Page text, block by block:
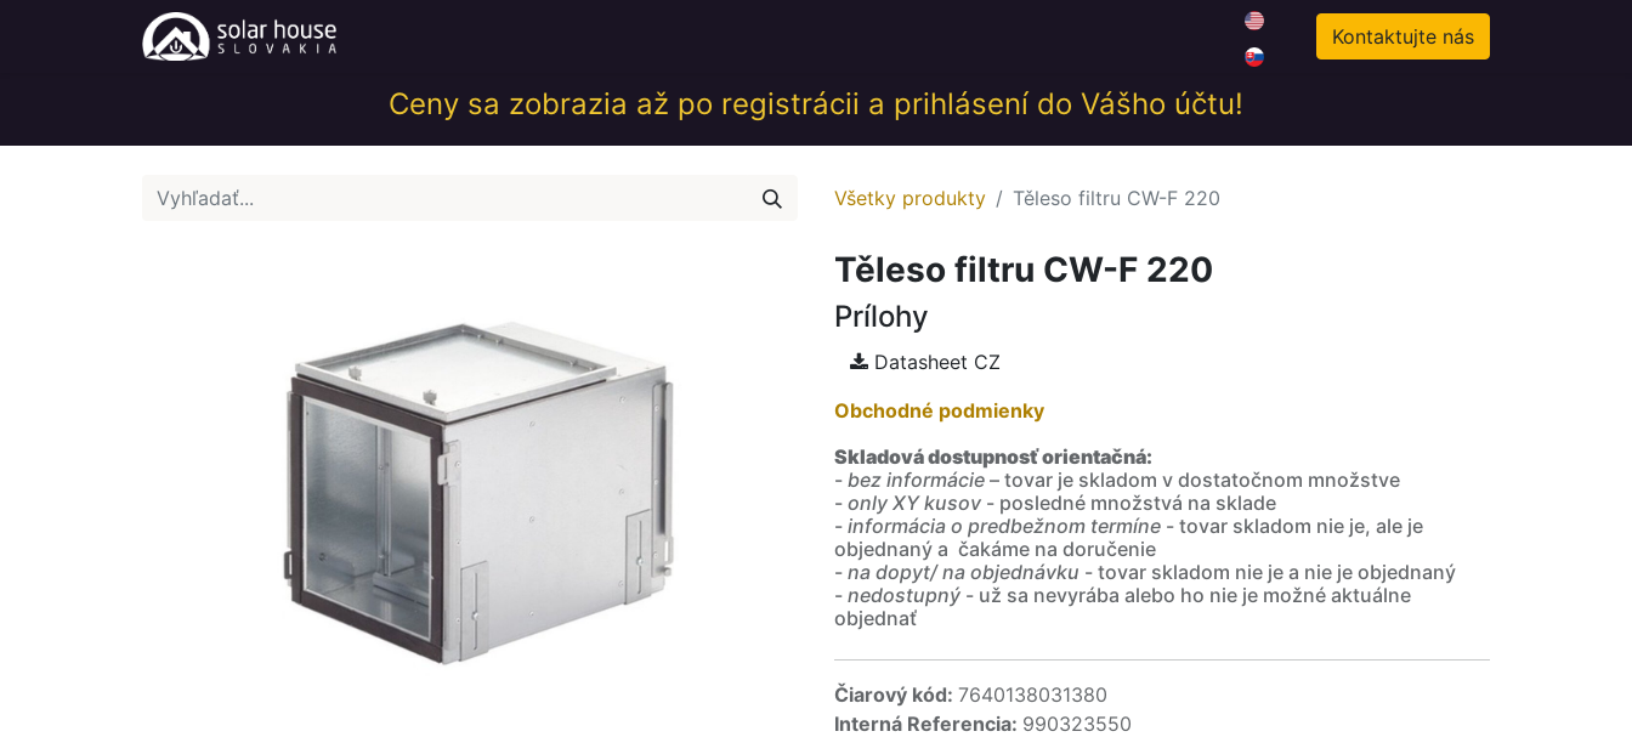
Novinky 0
Kontaktujte nás
Ceny sa zobrazia až po registrácii a prihlásení do Vášho účtu!
Všetky produkty Těleso filtru CW-F 220
Těleso filtru CW-F 220
Prílohy
Datasheet CZ
Obchodné podmienky
Skladová dostupnosť orientačná:
- bez informácie – tovar je skladom v dostatočnom množstve
- only XY kusov - posledné množstvá na sklade
- informácia o predbežnom termíne - tovar skladom nie je, ale je
objednaný a čakáme na doručenie
- na dopyt/ na objednávku - tovar skladom nie je a nie je objednaný
- nedostupný - už sa nevyrába alebo ho nie je možné aktuálne
objednať
Čiarový kód: 7640138031380
Interná Referencia: 990323550